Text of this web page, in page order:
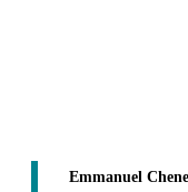
Emmanuel